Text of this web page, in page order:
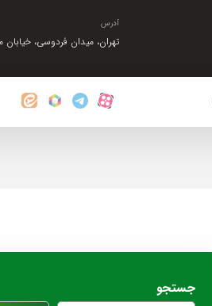
آدرس
تهران، میدان فردوسی، خیابان
جستجو